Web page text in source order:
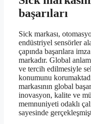
başarıları
Sick markası,
endüstriyel sensörler
çapında başarılara
markadır. Global
ve tercih edilmesiyle
konumunu
markasının global
inovasyon, kalite ve
memnuniyeti odaklı
sayesinde